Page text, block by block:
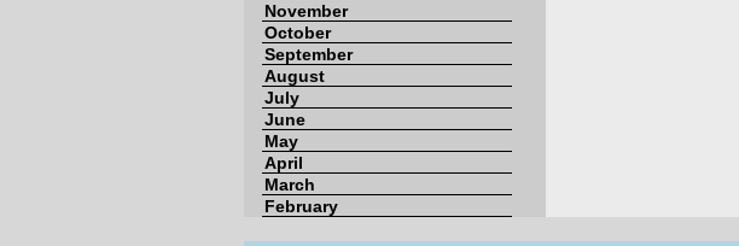
November
October
September
August
July
June
May
April
March
February